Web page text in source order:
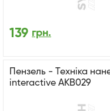
139 грн.
Пензель - Техніка
interactive AKB029